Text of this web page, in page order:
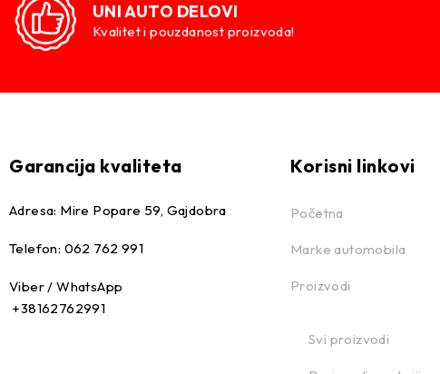
UNI AUTO DELOVI
Kvalitet i pouzdanost proizvoda!
Garancija kvaliteta
Adresa: Mire Popare 59, Gajdobra
Telefon: 062 762 991
Viber / WhatsApp
+38162762991
Korisni linkovi
Početna
Marke automobila
Proizvodi
Svi proizvodi